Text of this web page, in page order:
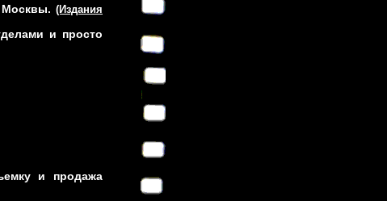
Москвы. (Издания
и просто
и продажа